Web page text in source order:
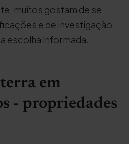
muitos gostam de se
e de investigação
escolha informada.
em
- propriedades